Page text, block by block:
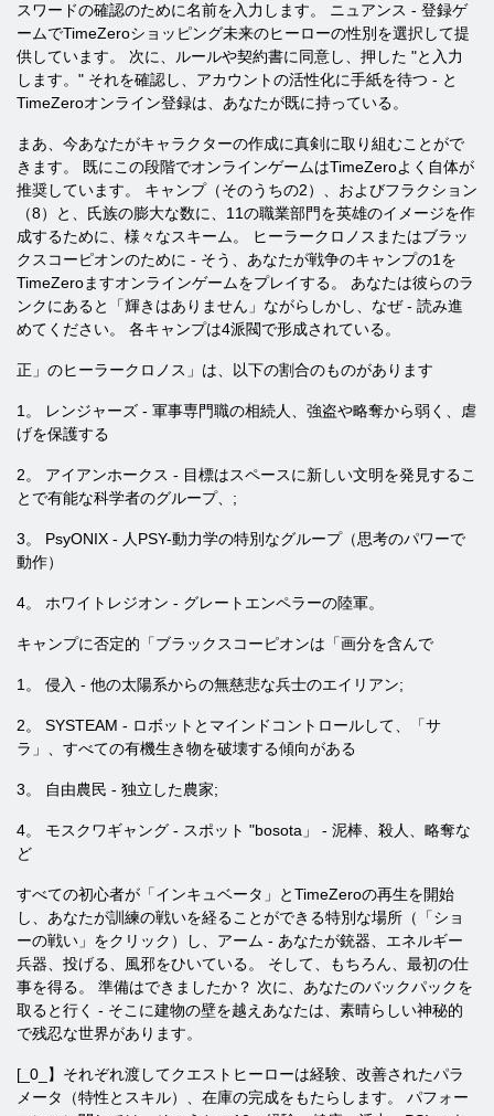
スワードの確認のために名前を入力します。 ニュアンス - 登録ゲ
ームでTimeZeroショッピング未来のヒーローの性別を選択して提
供しています。 次に、ルールや契約書に同意し、押した "と入力
します。" それを確認し、アカウントの活性化に手紙を待つ - と
TimeZeroオンライン登録は、あなたが既に持っている。
まあ、今あなたがキャラクターの作成に真剣に取り組むことがで
きます。 既にこの段階でオンラインゲームはTimeZeroよく自体が
推奨しています。 キャンプ（そのうちの2）、およびフラクション
（8）と、氏族の膨大な数に、11の職業部門を英雄のイメージを作
成するために、様々なスキーム。 ヒーラークロノスまたはブラッ
クスコーピオンのために - そう、あなたが戦争のキャンプの1を
TimeZeroますオンラインゲームをプレイする。 あなたは彼らのラ
ンクにあると「輝きはありません」ながらしかし、なぜ - 読み進
めてください。 各キャンプは4派閥で形成されている。
正」のヒーラークロノス」は、以下の割合のものがあります
1。 レンジャーズ - 軍事専門職の相続人、強盗や略奪から弱く、虐
げを保護する
2。 アイアンホークス - 目標はスペースに新しい文明を発見するこ
とで有能な科学者のグループ、;
3。 PsyONIX - 人PSY-動力学の特別なグループ（思考のパワーで
動作）
4。 ホワイトレジオン - グレートエンペラーの陸軍。
キャンプに否定的「ブラックスコーピオンは「画分を含んで
1。 侵入 - 他の太陽系からの無慈悲な兵士のエイリアン;
2。 SYSTEAM - ロボットとマインドコントロールして、「サ
ラ」、すべての有機生き物を破壊する傾向がある
3。 自由農民 - 独立した農家;
4。 モスクワギャング - スポット "bosota」 - 泥棒、殺人、略奪な
ど
すべての初心者が「インキュベータ」とTimeZeroの再生を開始
し、あなたが訓練の戦いを経ることができる特別な場所（「ショ
ーの戦い」をクリック）し、アーム - あなたが銃器、エネルギー
兵器、投げる、風邪をひいている。 そして、もちろん、最初の仕
事を得る。 準備はできましたか？ 次に、あなたのバックパックを
取ると行く - そこに建物の壁を越えあなたは、素晴らしい神秘的
で残忍な世界があります。
[_0_】それぞれ渡してクエストヒーローは経験、改善されたパラ
メータ（特性とスキル）、在庫の完成をもたらします。 パフォー